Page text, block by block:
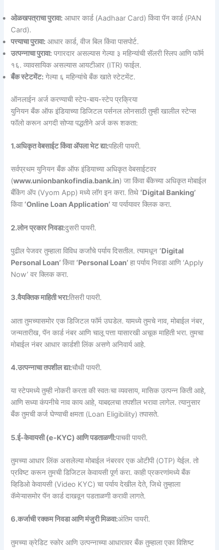
ओळखपत्राचा पुरावा: आधार कार्ड (Aadhaar Card) किंवा पॅन कार्ड (PAN
Card).
पत्त्याचा पुरावा: आधार कार्ड, वीज बिल किंवा पासपोर्ट.
उत्पन्नाचा पुरावा: पगारदार असल्यास गेल्या ३ महिन्यांची सॅलरी स्लिप आणि फॉर्म
१६. व्यावसायिक असल्यास आयटीआर (ITR) फाईल.
बँक स्टेटमेंट: गेल्या ६ महिन्यांचे बँक खाते स्टेटमेंट.
ऑनलाईन अर्ज करण्याची स्टेप-बाय-स्टेप प्रक्रिया
युनियन बँक ऑफ इंडियाच्या डिजिटल पर्सनल लोनसाठी तुम्ही खालील स्टेप्स
फॉलो करून अगदी सोप्या पद्धतीने अर्ज करू शकता:
1.अधिकृत वेबसाईट किंवा ॲपला भेट द्या:पहिली पायरी.
सर्वप्रथम युनियन बँक ऑफ इंडियाच्या अधिकृत वेबसाईटवर
(www.unionbankofindia.bank.in) जा किंवा बँकेच्या अधिकृत मोबाईल
बँकिंग ॲप (Vyom App) मध्ये लॉग इन करा. तिथे ‘Digital Banking’
किंवा ‘Online Loan Application’ या पर्यायावर क्लिक करा.
2.लोन प्रकार निवडा:दुसरी पायरी.
पुढील पेजवर तुम्हाला विविध कर्जांचे पर्याय दिसतील. त्यामधून ‘Digital
Personal Loan’ किंवा ‘Personal Loan’ हा पर्याय निवडा आणि ‘Apply
Now’ वर क्लिक करा.
3.वैयक्तिक माहिती भरा:तिसरी पायरी.
आता तुमच्यासमोर एक डिजिटल फॉर्म उघडेल. यामध्ये तुमचे नाव, मोबाईल नंबर,
जन्मतारीख, पॅन कार्ड नंबर आणि चालू पत्ता यासारखी अचूक माहिती भरा. तुमचा
मोबाईल नंबर आधार कार्डशी लिंक असणे अनिवार्य आहे.
4.उत्पन्नाचा तपशील द्या:चौथी पायरी.
या स्टेपमध्ये तुम्ही नोकरी करता की स्वतःचा व्यवसाय, मासिक उत्पन्न किती आहे,
आणि सध्या कंपनीचे नाव काय आहे, याबद्दलचा तपशील भरावा लागेल. त्यानुसार
बँक तुमची कर्ज घेण्याची क्षमता (Loan Eligibility) तपासते.
5.ई-केवायसी (e-KYC) आणि पडताळणी:पाचवी पायरी.
तुमच्या आधार लिंक असलेल्या मोबाईल नंबरवर एक ओटीपी (OTP) येईल. तो
प्रविष्ट करून तुमची डिजिटल केवायसी पूर्ण करा. काही प्रकरणांमध्ये बँक
व्हिडिओ केवायसी (Video KYC) चा पर्याय देखील देते, जिथे तुम्हाला
कॅमेऱ्यासमोर पॅन कार्ड दाखवून पडताळणी करावी लागते.
6.कर्जाची रक्कम निवडा आणि मंजुरी मिळवा:अंतिम पायरी.
तुमच्या क्रेडिट स्कोर आणि उत्पन्नाच्या आधारावर बँक तुम्हाला एका विशिष्ट